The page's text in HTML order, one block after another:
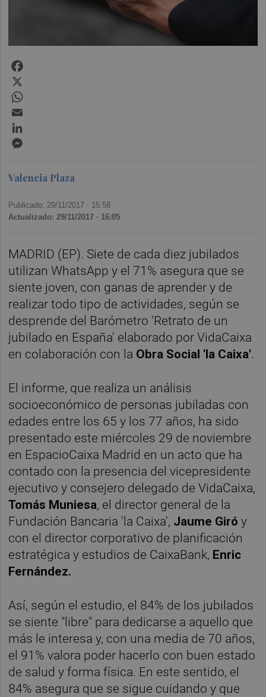
Valencia Plaza
Publicado: 29/11/2017 · 15:58
Actualizado: 29/11/2017 · 16:05
MADRID (EP). Siete de cada diez jubilados
utilizan WhatsApp y el 71% asegura que se
siente joven, con ganas de aprender y de
realizar todo tipo de actividades, según se
desprende del Barómetro 'Retrato de un
jubilado en España' elaborado por VidaCaixa
en colaboración con la Obra Social 'la Caixa'.
El informe, que realiza un análisis
socioeconómico de personas jubiladas con
edades entre los 65 y los 77 años, ha sido
presentado este miércoles 29 de noviembre
en EspacioCaixa Madrid en un acto que ha
contado con la presencia del vicepresidente
ejecutivo y consejero delegado de VidaCaixa,
Tomás Muniesa, el director general de la
Fundación Bancaria 'la Caixa', Jaume Giró y
con el director corporativo de planificación
estratégica y estudios de CaixaBank, Enric
Fernández.
Así, según el estudio, el 84% de los jubilados
se siente "libre" para dedicarse a aquello que
más le interesa y, con una media de 70 años,
el 91% valora poder hacerlo con buen estado
de salud y forma física. En este sentido, el
84% asegura que se sigue cuidando y que